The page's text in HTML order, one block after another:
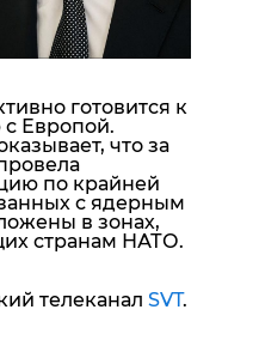
Блоги
ИноСМИ
готовится к
Европой.
что за
по крайней
с ядерным
в зонах,
странам НАТО.
телеканал SVT.